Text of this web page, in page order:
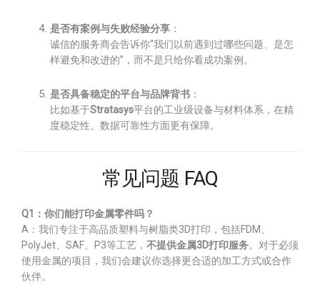
是否有案例与失败经验分享 ：
诚信的服务商会告诉你“我们以前遇到过哪些问题、是怎
样避免和改进的”，而不是只给你看成功案例。
是否具备稳定的平台与品牌背书 ：
比如基于Stratasys平台的工业级设备与材料体系，在精
度稳定性、数据可靠性方面更有保障。
常见问题 FAQ
Q1：你们能打印金属零件吗？
A：我们专注于高品质塑料与树脂类3D打印，包括FDM、
PolyJet、SAF、P3等工艺， 不提供金属3D打印服务。对于必须
使用金属的项目，我们会建议你选择更合适的加工方式或合作
伙伴。